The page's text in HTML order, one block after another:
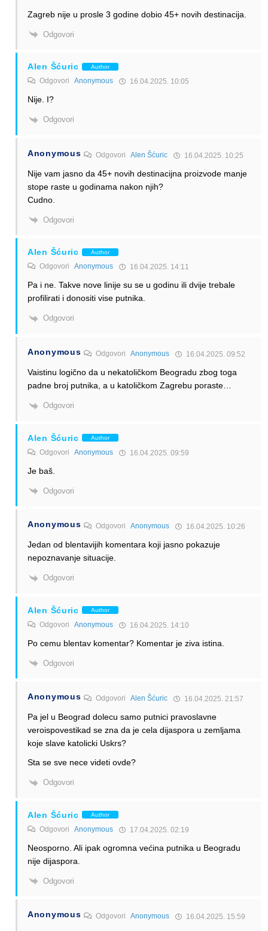
Zagreb nije u prosle 3 godine dobio 45+ novih destinacija.
Odgovori
Alen Šćuric Author
Odgovori Anonymous 16.04.2025. 10:05
Nije. I?
Odgovori
Anonymous OdgovoriAlen Šćuric 16.04.2025. 10:25
Nije vam jasno da 45+ novih destinacijna proizvode manje
stope raste u godinama nakon njih?
Cudno.
Odgovori
Alen Šćuric Author
Odgovori Anonymous 16.04.2025. 14:11
Pa i ne. Takve nove linije su se u godinu ili dvije trebale
profilirati i donositi vise putnika.
Odgovori
Anonymous OdgovoriAnonymous 16.04.2025. 09:52
Vaistinu logično da u nekatoličkom Beogradu zbog toga
padne broj putnika, a u katoličkom Zagrebu poraste…
Odgovori
Alen Šćuric Author
Odgovori Anonymous 16.04.2025. 09:59
Je baš.
Odgovori
Anonymous OdgovoriAnonymous 16.04.2025. 10:26
Jedan od blentavijih komentara koji jasno pokazuje
nepoznavanje situacije.
Odgovori
Alen Šćuric Author
Odgovori Anonymous 16.04.2025. 14:10
Po cemu blentav komentar? Komentar je ziva istina.
Odgovori
Anonymous OdgovoriAlen Šćuric 16.04.2025. 21:57
Pa jel u Beograd dolecu samo putnici pravoslavne
veroispovestikad se zna da je cela dijaspora u zemljama
koje slave katolicki Uskrs?
Sta se sve nece videti ovde?
Odgovori
Alen Šćuric Author
Odgovori Anonymous 17.04.2025. 02:19
Neosporno. Ali ipak ogromna većina putnika u Beogradu
nije dijaspora.
Odgovori
Anonymous OdgovoriAnonymous 16.04.2025. 15:59